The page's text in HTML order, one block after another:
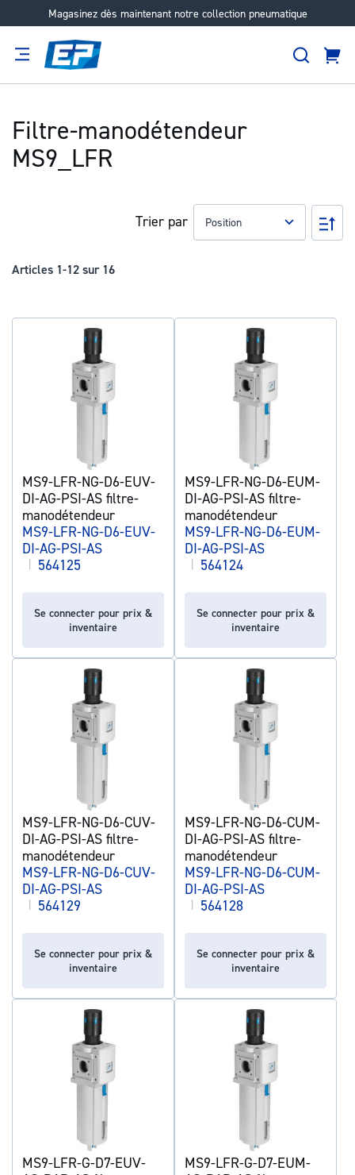
Magasinez dès maintenant notre collection pneumatique
Aller
Filtre-manodétendeur
MS9_LFR
Articles 1-12 sur 16
Trier par
Par
MS9-LFR-NG-D6-EUV-
DI-AG-PSI-AS filtre-
manodétendeur
MS9-LFR-NG-D6-EUV-
DI-AG-PSI-AS
| 564125
Se connecter pour prix &
inventaire
MS9-LFR-NG-D6-EUM-
DI-AG-PSI-AS filtre-
manodétendeur
MS9-LFR-NG-D6-EUM-
DI-AG-PSI-AS
| 564124
Se connecter pour prix &
inventaire
MS9-LFR-NG-D6-CUV-
DI-AG-PSI-AS filtre-
manodétendeur
MS9-LFR-NG-D6-CUV-
DI-AG-PSI-AS
| 564129
Se connecter pour prix &
inventaire
MS9-LFR-NG-D6-CUM-
DI-AG-PSI-AS filtre-
manodétendeur
MS9-LFR-NG-D6-CUM-
DI-AG-PSI-AS
| 564128
Se connecter pour prix &
inventaire
MS9-LFR-G-D7-EUV-
MS9-LFR-G-D7-EUM-